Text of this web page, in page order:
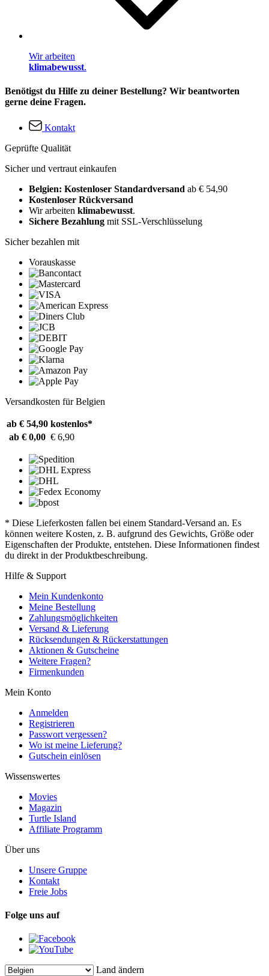
Wir arbeiten
klimabewusst.
Benötigst du Hilfe zu deiner Bestellung? Wir beantworten
gerne deine Fragen.
Kontakt
Geprüfte Qualität
Sicher und vertraut einkaufen
Belgien: Kostenloser Standardversand ab € 54,90
Kostenloser Rückversand
Wir arbeiten klimabewusst.
Sichere Bezahlung mit SSL-Verschlüsselung
Sicher bezahlen mit
Vorauskasse
Versandkosten für Belgien
ab € 54,90 kostenlos*
ab € 0,00 € 6,90
* Diese Lieferkosten fallen bei einem Standard-Versand an. Es
können weitere Kosten, z. B. aufgrund des Gewichts, Größe oder
Eigenschaften der Produkte, entstehen. Diese Informationen findest
du direkt in der Produktbeschreibung.
Hilfe & Support
Mein Kundenkonto
Meine Bestellung
Zahlungsmöglichkeiten
Versand & Lieferung
Rücksendungen & Rückerstattungen
Aktionen & Gutscheine
Weitere Fragen?
Firmenkunden
Mein Konto
Anmelden
Registrieren
Passwort vergessen?
Wo ist meine Lieferung?
Gutschein einlösen
Wissenswertes
Movies
Magazin
Turtle Island
Affiliate Programm
Über uns
Unsere Gruppe
Kontakt
Freie Jobs
Folge uns auf
Land ändern